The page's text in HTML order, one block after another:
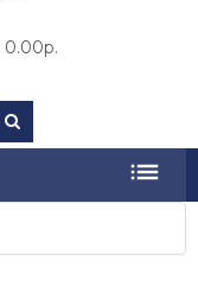
0.00р.